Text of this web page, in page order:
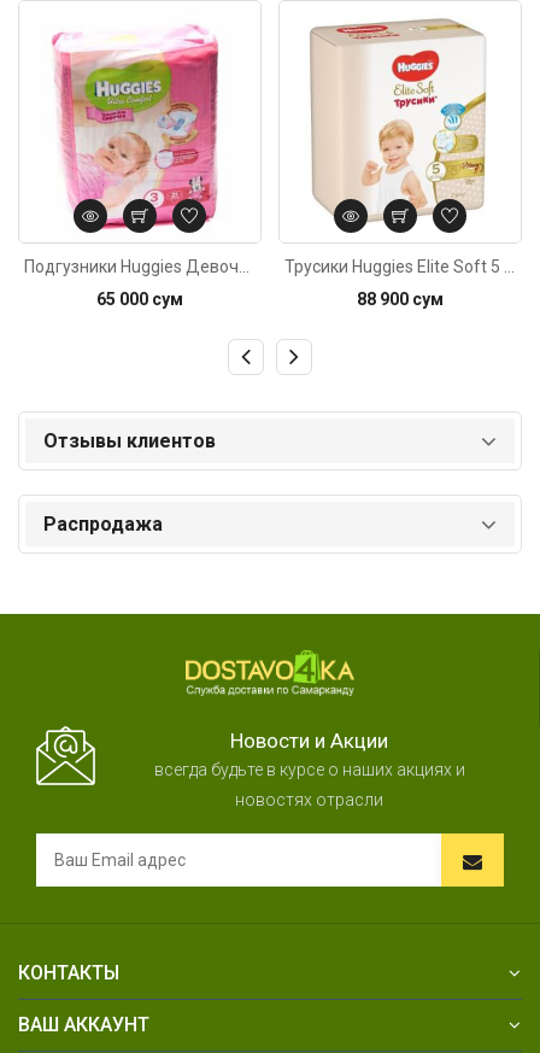
65 000 сум
88 900 сум
Код: 1272
Отзывы клиентов
Распродажа
Новости и Акции
всегда будьте в курсе о наших акциях и
новостях отрасли
КОНТАКТЫ
ВАШ АККАУНТ